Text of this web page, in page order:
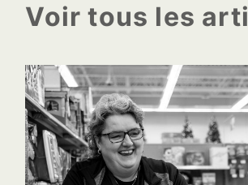
Voir tous les